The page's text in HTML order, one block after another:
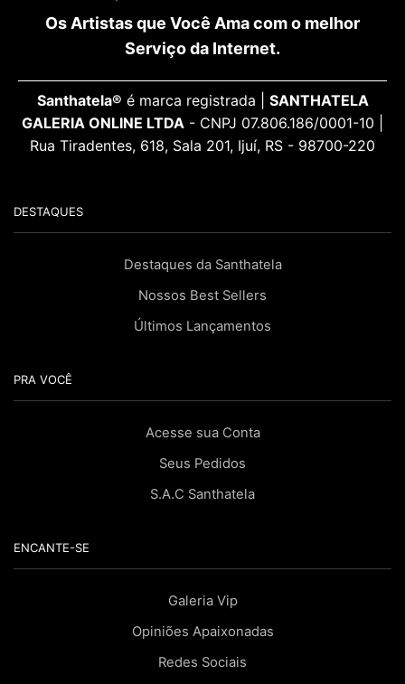
Os Artistas que Você Ama com o melhor
Serviço da Internet.
Santhatela® é marca registrada | SANTHATELA
GALERIA ONLINE LTDA - CNPJ 07.806.186/0001-10 |
Rua Tiradentes, 618, Sala 201, Ijuí, RS - 98700-220
DESTAQUES
Destaques da Santhatela
Nossos Best Sellers
Últimos Lançamentos
PRA VOCÊ
Acesse sua Conta
Seus Pedidos
S.A.C Santhatela
ENCANTE-SE
Galeria Vip
Opiniões Apaixonadas
Redes Sociais